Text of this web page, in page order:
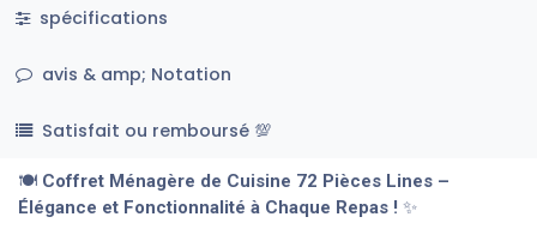
spécifications
avis & amp; Notation
Satisfait ou remboursé 💯
🍽️ Coffret Ménagère de Cuisine 72 Pièces Lines –
Élégance et Fonctionnalité à Chaque Repas ! ✨